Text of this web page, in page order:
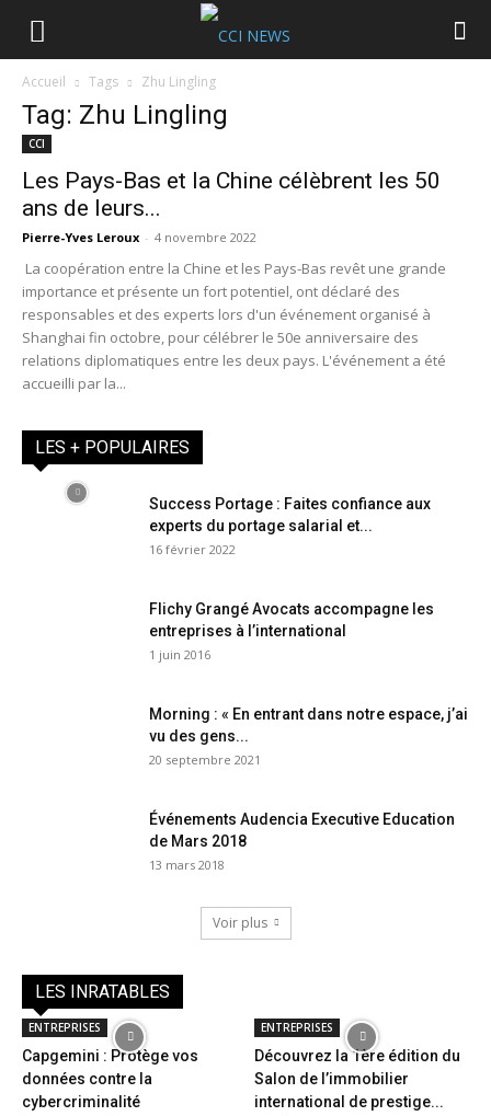
Accueil Tags Zhu Lingling
Tag: Zhu Lingling
CCI
Les Pays-Bas et la Chine célèbrent les 50
ans de leurs...
Pierre-Yves Leroux - 4 novembre 2022
La coopération entre la Chine et les Pays-Bas revêt une grande
importance et présente un fort potentiel, ont déclaré des
responsables et des experts lors d'un événement organisé à
Shanghai fin octobre, pour célébrer le 50e anniversaire des
relations diplomatiques entre les deux pays. L'événement a été
accueilli par la...
LES + POPULAIRES
Success Portage : Faites confiance aux
experts du portage salarial et...
16 février 2022
Flichy Grangé Avocats accompagne les
entreprises à l’international
1 juin 2016
Morning : « En entrant dans notre espace, j’ai
vu des gens...
20 septembre 2021
Événements Audencia Executive Education
de Mars 2018
13 mars 2018
Voir plus
LES INRATABLES
ENTREPRISES
Capgemini : Protège vos
données contre la
cybercriminalité
ENTREPRISES
Découvrez la 1ère édition du
Salon de l’immobilier
international de prestige...